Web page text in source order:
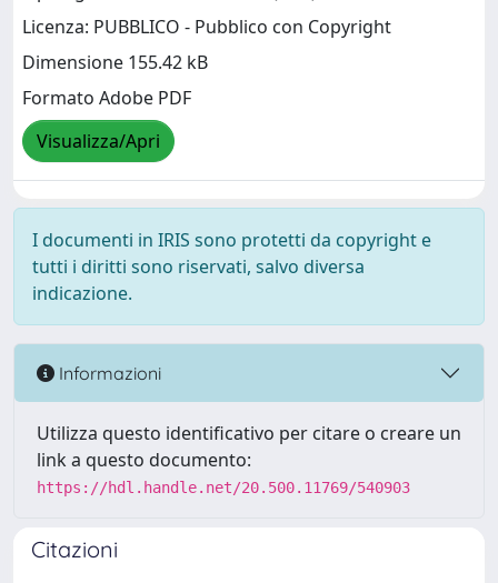
Licenza: PUBBLICO - Pubblico con Copyright
Dimensione 155.42 kB
Formato Adobe PDF
Visualizza/Apri
I documenti in IRIS sono protetti da copyright e
tutti i diritti sono riservati, salvo diversa
indicazione.
Informazioni
Utilizza questo identificativo per citare o creare un
link a questo documento:
https://hdl.handle.net/20.500.11769/540903
Citazioni